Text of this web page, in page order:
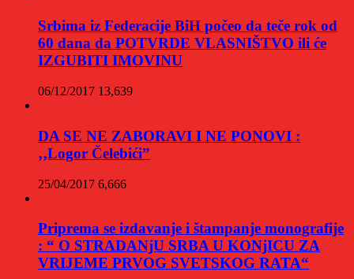
Srbima iz Federacije BiH počeo da teče rok od
60 dana da POTVRDE VLASNIŠTVO ili će
IZGUBITI IMOVINU
06/12/2017 13,639
DA SE NE ZABORAVI I NE PONOVI :
‚‚Logor Čelebići”
25/04/2017 6,666
Priprema se izdavanje i štampanje monografije
: “ O STRADANjU SRBA U KONjICU ZA
VRIJEME PRVOG SVETSKOG RATA“